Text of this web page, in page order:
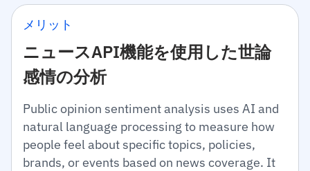
メリット
ニュースAPI機能を使用した世論
感情の分析
Public opinion sentiment analysis uses AI and
natural language processing to measure how
people feel about specific topics, policies,
brands, or events based on news coverage. It